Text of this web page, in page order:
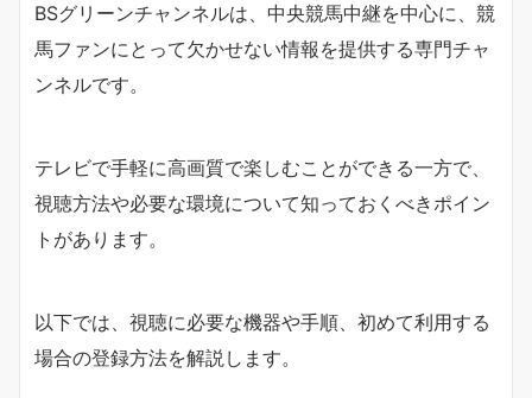
BSグリーンチャンネルは、中央競馬中継を中心に、競
馬ファンにとって欠かせない情報を提供する専門チャ
ンネルです。
テレビで手軽に高画質で楽しむことができる一方で、
視聴方法や必要な環境について知っておくべきポイン
トがあります。
以下では、視聴に必要な機器や手順、初めて利用する
場合の登録方法を解説します。